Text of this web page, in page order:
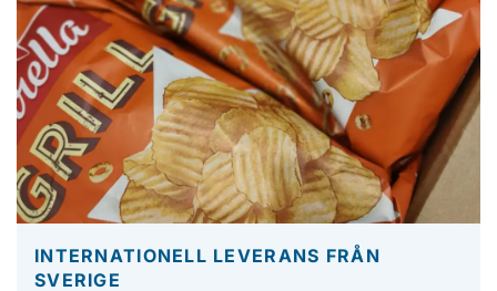
S
K
E
L
I
T
A
INTERNATIONELL LEVERANS FRÅN
SVERIGE